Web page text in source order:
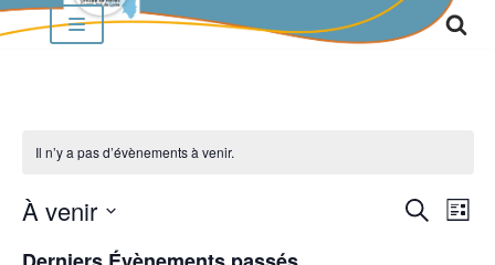
Il n’y a pas d’évènements à venir.
Recherche
Liste
À venir